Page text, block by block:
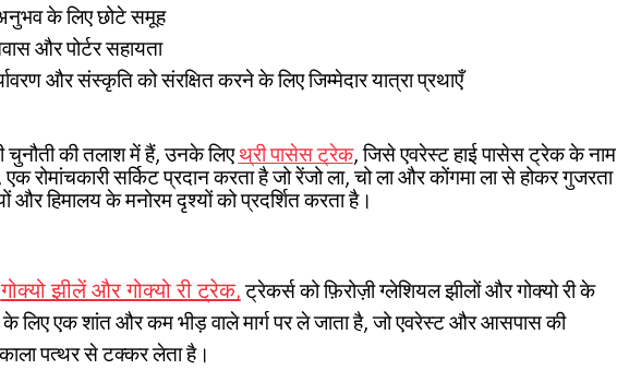
के लिए छोटे समूह
और पोर्टर सहायता
और संस्कृति को संरक्षित करने के लिए जिम्मेदार यात्रा प्रथाएँ
चुनौती की तलाश में हैं, उनके लिए थ्री पासेस ट्रेक, जिसे एवरेस्ट हाई पासेस ट्रेक के नाम
एक रोमांचकारी सर्किट प्रदान करता है जो रेंजो ला, चो ला और कोंगमा ला से होकर गुजरता
और हिमालय के मनोरम दृश्यों को प्रदर्शित करता है।
गोक्यो झीलें और गोक्यो री ट्रेक, ट्रेकर्स को फ़िरोज़ी ग्लेशियल झीलों और गोक्यो री के
लिए एक शांत और कम भीड़ वाले मार्ग पर ले जाता है, जो एवरेस्ट और आसपास की
पत्थर से टक्कर लेता है।